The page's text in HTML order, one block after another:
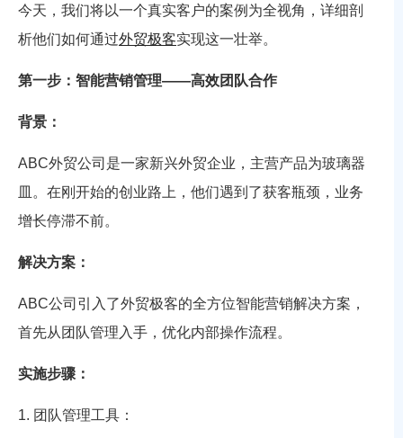
今天，我们将以一个真实客户的案例为全视角，详细剖
析他们如何通过外贸极客实现这一壮举。
第一步：智能营销管理——高效团队合作
背景：
ABC外贸公司是一家新兴外贸企业，主营产品为玻璃器
皿。在刚开始的创业路上，他们遇到了获客瓶颈，业务
增长停滞不前。
解决方案：
ABC公司引入了外贸极客的全方位智能营销解决方案，
首先从团队管理入手，优化内部操作流程。
实施步骤：
1. 团队管理工具：